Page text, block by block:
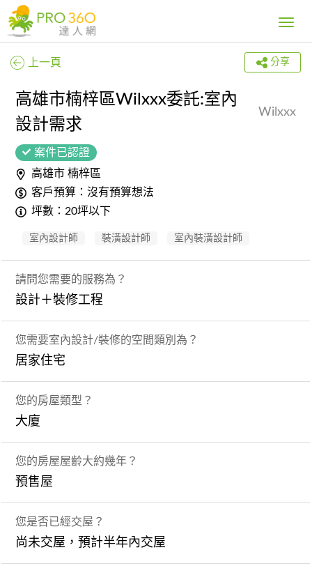
Toggle
上一頁 分享
高雄市楠梓區Wilxxx委託:室內
設計需求
Wilxxx
案件已認證
高雄市 楠梓區
客戶預算：沒有預算想法
坪數：20坪以下
室內設計師 裝潢設計師 室內裝潢設計師
請問您需要的服務為？
設計＋裝修工程
您需要室內設計/裝修的空間類別為？
居家住宅
您的房屋類型？
大廈
您的房屋屋齡大約幾年？
預售屋
您是否已經交屋？
尚未交屋，預計半年內交屋